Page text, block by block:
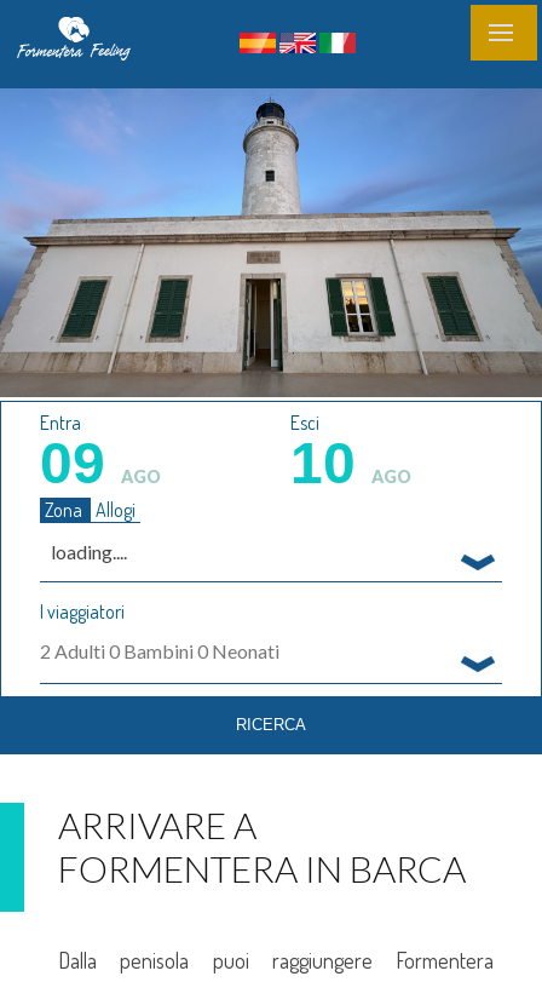
Entra
09 AGO
Esci
10 AGO
Zona Allogi
loading....
I viaggiatori
2 Adulti 0 Bambini 0 Neonati
ARRIVARE A
FORMENTERA IN BARCA
Dalla penisola puoi raggiungere Formentera